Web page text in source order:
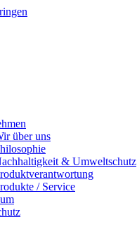
über uns
& Umweltschutz
/ Service